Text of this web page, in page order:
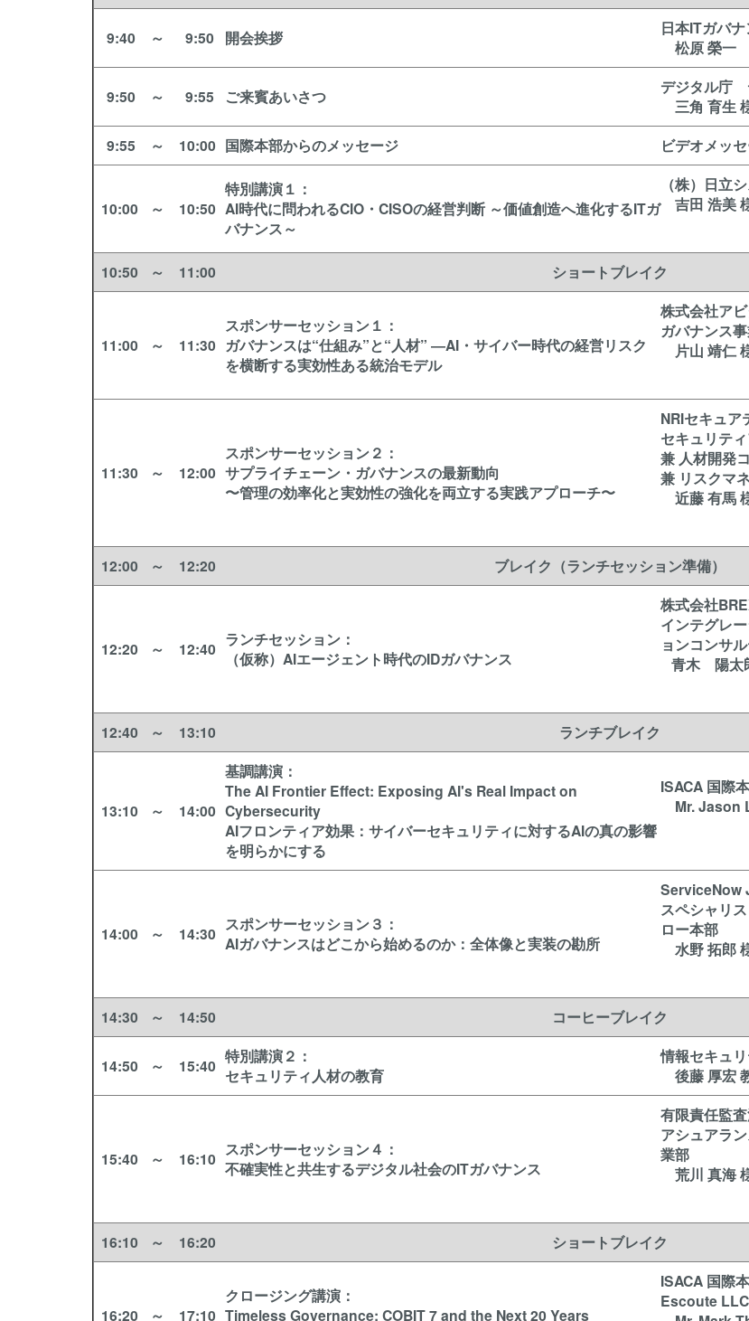
9:40 ～ 9:50 開会挨拶
日本ITガバ
松原 榮一
9:50 ～ 9:55 ご来賓あいさつ
デジタル庁
三角 育生
9:55
～ 10:00 国際本部からのメッセージ ビデオメッ
10:00 ～ 10:50
特別講演１ ：
AI時代に問われるCIO・CISOの経営判断 ～価値創造へ進化するITガ
バナンス～
（株）日立
吉田 浩美
10:50
～ 11:00 ショートブレイク
11:00 ～ 11:30
スポンサーセッション１ ：
ガバナンスは“仕組み”と“人材” ―AI・サイバー時代の経営リスク
を横断する実効性ある統治モデル
株式会社ア
ガバナンス
片山 靖仁
11:30 ～ 12:00
スポンサーセッション２ ：
サプライチェーン・ガバナンスの最新動向
〜管理の効率化と実効性の強化を両立する実践アプローチ〜
NRIセキュア
セキュリテ
兼 人材開発
兼 リスクマ
近藤 有馬
12:00
～ 12:20 ブレイク（ランチセッション準備）
12:20 ～ 12:40 ランチセッション：
（仮称）AIエージェント時代のIDガバナンス
株式会社
インテグレ
ョンコンサ
青木 陽太
12:40 ～ 13:10 ランチブレイク
13:10 ～ 14:00
基調講演 ：
The AI Frontier Effect: Exposing AI's Real Impact on
Cybersecurity
AIフロンティア効果：サイバーセキュリティに対するAIの真の影響
を明らかにする
ISACA 国際
Mr. Jason
14:00 ～ 14:30 スポンサーセッション３ ：
AIガバナンスはどこから始めるのか：全体像と実装の勘所
ServiceNow
スペシャリ
ロー本部
水野 拓郎
14:30
～ 14:50 コーヒーブレイク
14:50 ～ 15:40 特別講演２ ：
セキュリティ人材の教育
情報セキュ
後藤 厚宏
15:40 ～ 16:10 スポンサーセッション４ ：
不確実性と共生するデジタル社会のITガバナンス
有限責任監
アシュアラ
業部
荒川 真海
16:10
～ 16:20 ショートブレイク
16:20 ～ 17:10
クロージング講演 ：
Timeless Governance: COBIT 7 and the Next 20 Years
ISACA 国際
Escoute LLC